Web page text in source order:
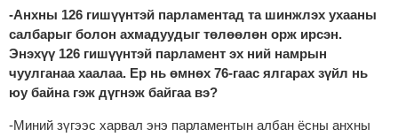
-Анхны 126 гишүүнтэй парламентад та шинжлэх ухааны
салбарыг болон ахмадуудыг төлөөлөн орж ирсэн.
Энэхүү 126 гишүүнтэй парламент эх ний намрын
чуулганаа хаалаа. Ер нь өмнөх 76-гаас ялгарах зүйл нь
юу байна гэж дүгнэж байгаа вэ?
-Миний зүгээс харвал энэ парламентын албан ёсны анхны